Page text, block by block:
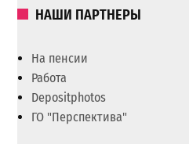
НАШИ ПАРТНЕРЫ
На пенсии
Работа
Depositphotos
ГО "Перспектива"